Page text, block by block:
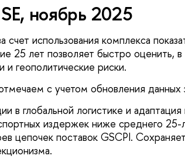
ноябрь 2025
использования комплекса
25 лет позволяет быстро оценить,
геополитические риски.
с учетом обновления данных
в глобальной логистике и
издержек ниже среднего 25-
цепочек поставок GSCPI.